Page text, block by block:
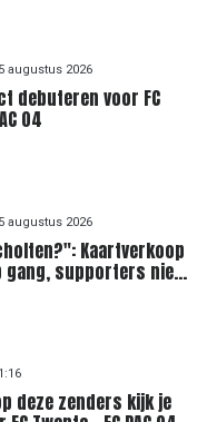
augustus 2026
debuteren voor FC
04
augustus 2026
Kaartverkoop
gang, supporters niet
deze zenders kijk je